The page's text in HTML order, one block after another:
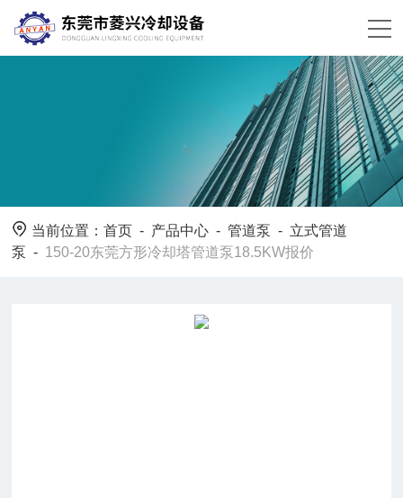
当前位置：首页 - 产品中心 -管道泵 - 立式管道
泵 - 150-20东莞方形冷却塔管道泵18.5KW报价